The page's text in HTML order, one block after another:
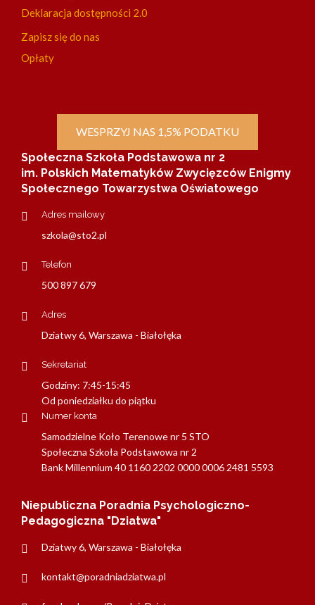
Deklaracja dostępności 2.0
Zapisz się do nas
Opłaty
WESPRZYJ NAS 1,5% PODATKU
Społeczna Szkoła Podstawowa nr 2
im. Polskich Matematyków Zwycięzców Enigmy
Społecznego Towarzystwa Oświatowego
Adres mailowy
szkola@sto2.pl
Telefon
500 897 679
Adres
Dziatwy 6, Warszawa - Białołęka
Sekretariat
Godziny: 7:45-15:45
Od poniedziałku do piątku
Numer konta
Samodzielne Koło Terenowe nr 5 STO
Społeczna Szkoła Podstawowa nr 2
Bank Millennium 40 1160 2202 0000 0006 2481 5593
Niepubliczna Poradnia Psychologiczno-
Pedagogiczna "Dziatwa"
Dziatwy 6, Warszawa - Białołęka
kontakt@poradniadziatwa.pl